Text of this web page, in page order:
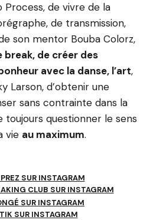
Process, de vivre de la
de transmission,
son mentor Bouba Colorz,
break, de créer des
avec la danse, l’art,
Larson, d’obtenir une
sans contrainte dans la
questionner le sens
vie au maximum.
SUR INSTAGRAM
CLUB SUR INSTAGRAM
SUR INSTAGRAM
SUR INSTAGRAM